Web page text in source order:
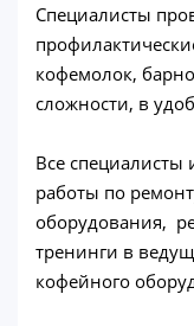
Специалисты
кофемолок,
сложности, в
Все
работы по
оборудования,
тренинги в
кофейного